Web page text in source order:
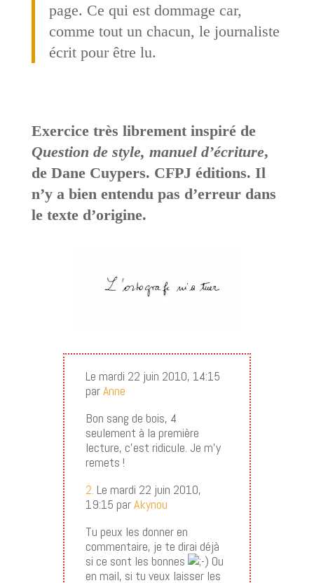
page. Ce qui est dommage car,
comme tout un chacun, le journaliste
écrit pour être lu.
Exercice très librement inspiré de
Question de style, manuel d’écriture,
de Dane Cuypers. CFPJ éditions. Il
n’y a bien entendu pas d’erreur dans
le texte d’origine.
Le mardi 22 juin 2010, 14:15
parAnne
Bon sang de bois, 4
seulement à la première
lecture, c’est ridicule. Je m’y
remets !
2. Le mardi 22 juin 2010,
19:15 parAkynou
Tu peux les donner en
commentaire, je te dirai déjà
si ce sont les bonnes
Ou
en mail, si tu veux laisser les